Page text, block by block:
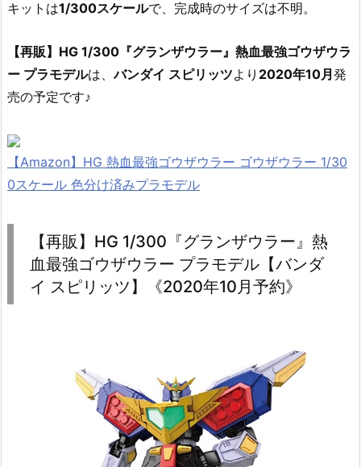
キットは1/300スケールで、完成時のサイズは不明。
【再販】HG 1/300『グランザウラー』熱血最強ゴウザウラ
ー プラモデルは、バンダイ スピリッツより 2020年10月発
売の予定です♪
【Amazon】HG 熱血最強ゴウザウラー ゴウザウラー 1/30
0スケール 色分け済みプラモデル
【再販】HG 1/300『グランザウラー』熱
血最強ゴウザウラー プラモデル【バンダ
イ スピリッツ】《2020年10月予約》